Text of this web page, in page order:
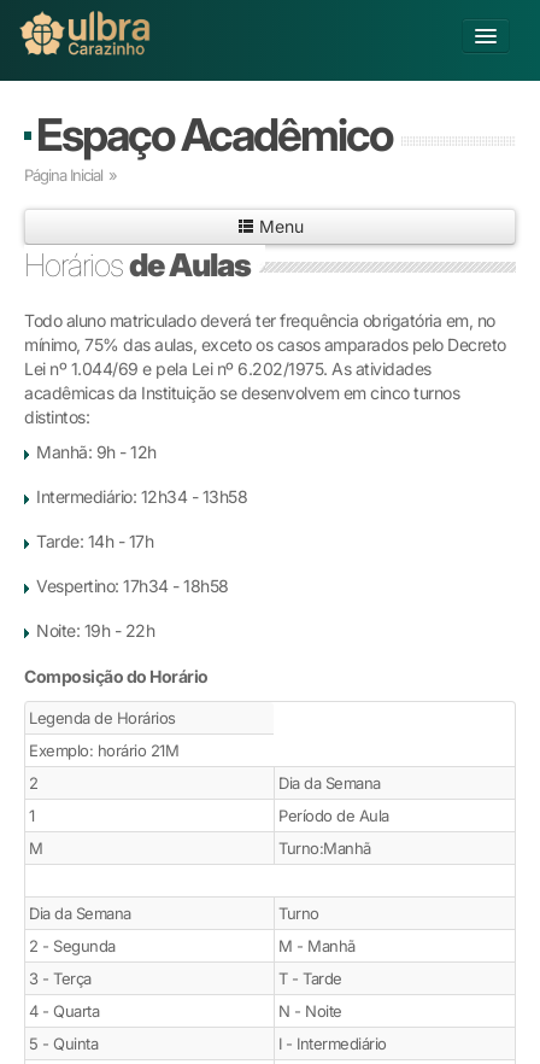
Buscar
Matricule-se
Graduação
Pós-graduação
Educação a Distância
Pesquisa
Extensão
Inovação
Sobre a ULBRA
Espaço Acadêmico
Página Inicial »
Menu
Horáriosde Aulas
Todo aluno matriculado deverá ter frequência obrigatória em, no
mínimo, 75% das aulas, exceto os casos amparados pelo Decreto
Lei nº 1.044/69 e pela Lei nº 6.202/1975. As atividades
acadêmicas da Instituição se desenvolvem em cinco turnos
distintos:
Manhã: 9h - 12h
Intermediário: 12h34 - 13h58
Tarde: 14h - 17h
Vespertino: 17h34 - 18h58
Noite: 19h - 22h
Composição do Horário
Legenda de Horários
Exemplo: horário 21M
2
Dia da Semana
1
Período de Aula
M
Turno:Manhã
Dia da Semana
Turno
2 - Segunda
M - Manhã
3 - Terça
T - Tarde
4 - Quarta
N - Noite
5 - Quinta
I - Intermediário